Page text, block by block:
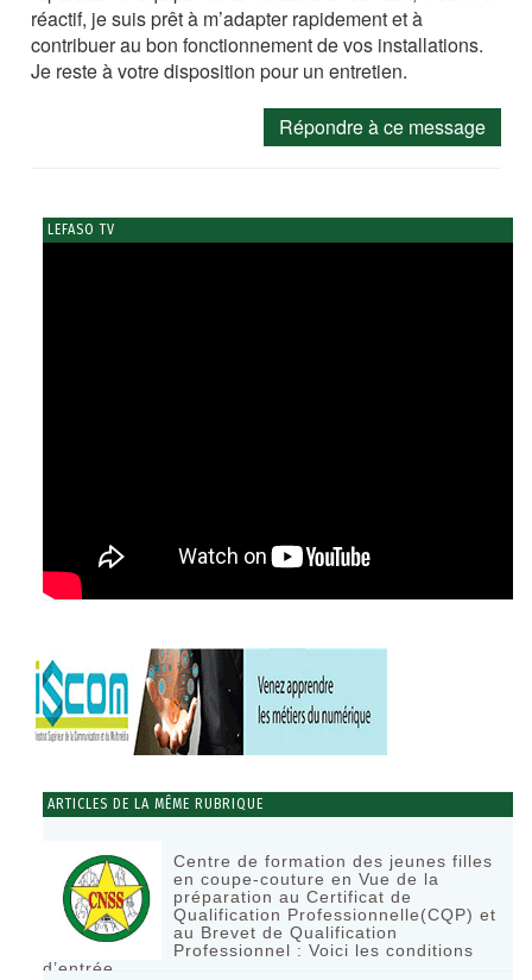
réactif, je suis prêt à m’adapter rapidement et à
contribuer au bon fonctionnement de vos installations.
Je reste à votre disposition pour un entretien.
Répondre à ce message
LEFASO TV
ARTICLES DE LA MÊME RUBRIQUE
Centre de formation des jeunes filles
en coupe-couture en Vue de la
préparation au Certificat de
Qualification Professionnelle(CQP) et
au Brevet de Qualification
Professionnel : Voici les conditions
d’entrée